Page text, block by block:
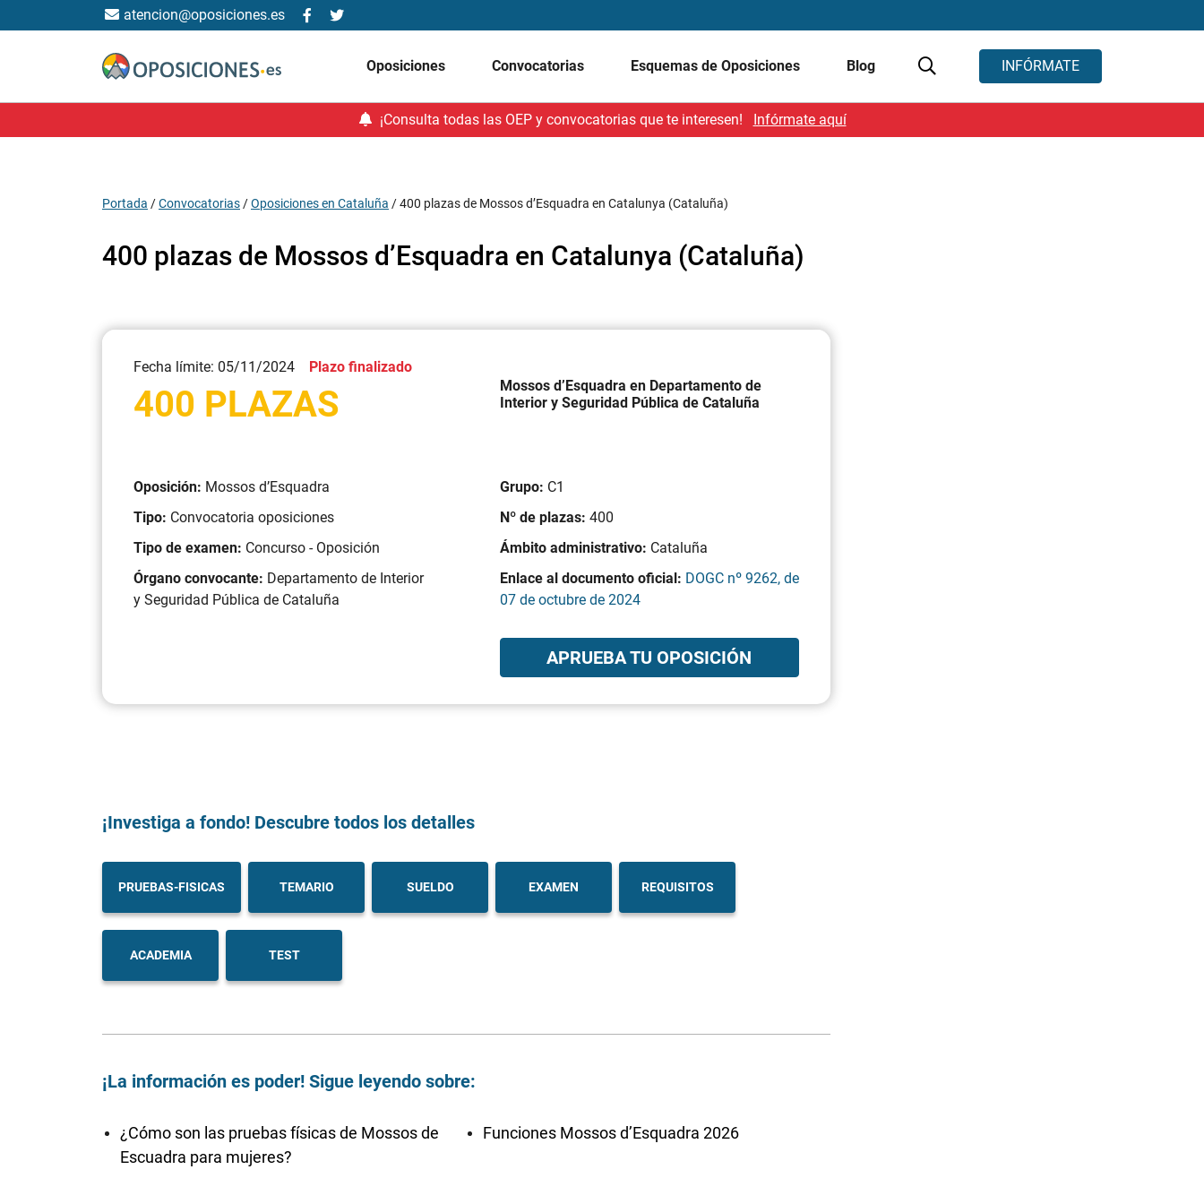
atencion@oposiciones.es
Oposiciones Convocatorias Esquemas de Oposiciones Blog INFÓRMATE
¡Consulta todas las OEP y convocatorias que te interesen! Infórmate aquí
Portada /Convocatorias /Oposiciones en Cataluña /400 plazas de Mossos d’Esquadra en Catalunya (Cataluña)
400 plazas de Mossos d’Esquadra en Catalunya (Cataluña)
Fecha límite: 05/11/2024 Plazo finalizado
400 PLAZAS
Mossos d’Esquadra en Departamento de
Interior y Seguridad Pública de Cataluña
Oposición: Mossos d’Esquadra
Tipo: Convocatoria oposiciones
Tipo de examen: Concurso - Oposición
Órgano convocante: Departamento de Interior
y Seguridad Pública de Cataluña
Grupo: C1
Nº de plazas: 400
Ámbito administrativo: Cataluña
Enlace al documento oficial: DOGC nº 9262, de
07 de octubre de 2024
APRUEBA TU OPOSICIÓN
¡Investiga a fondo! Descubre todos los detalles
PRUEBAS-FISICAS TEMARIO SUELDO EXAMEN REQUISITOS
ACADEMIA TEST
¡La información es poder! Sigue leyendo sobre:
¿Cómo son las pruebas físicas de Mossos de
Escuadra para mujeres?
Funciones Mossos d’Esquadra 2026